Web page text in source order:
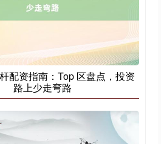
3535.14 +46.18
配资指南：Top 区盘点，投资
路上少走弯路